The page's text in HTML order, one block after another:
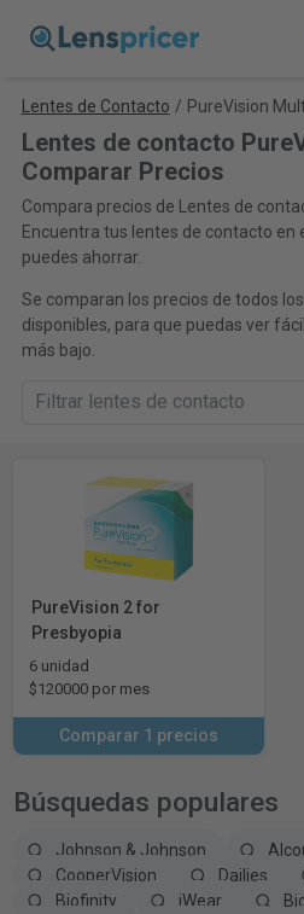
Lentes de Contacto / PureVision
Lentes de contacto
Comparar Precios
Compara precios de Lentes de
Encuentra tus lentes de contacto en
puedes ahorrar.
Se comparan los precios de todos
disponibles, para que puedas ver
más bajo.
PureVision 2 for
Presbyopia
6 unidad
$120000 por mes
Comparar 1 precios
Búsquedas populares
Johnson & Johnson
CooperVision
Dailies
Biofinity
iWear